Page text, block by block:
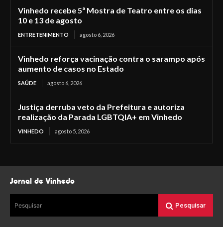
Vinhedo recebe 5ª Mostra de Teatro entre os dias
10 e 13 de agosto
ENTRETENIMENTO agosto 6, 2026
Vinhedo reforça vacinação contra o sarampo após
aumento de casos no Estado
SAÚDE agosto 6, 2026
Justiça derruba veto da Prefeitura e autoriza
realização da Parada LGBTQIA+ em Vinhedo
VINHEDO agosto 5, 2026
Jornal de Vinhedo
Pesquisar Pesquisar